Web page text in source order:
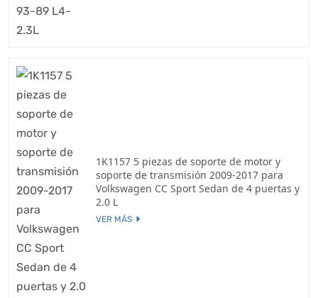
1K1157 5 piezas de soporte de motor y
soporte de transmisión 2009-2017 para
Volkswagen CC Sport Sedan de 4 puertas y
2.0 L
VER MÁS